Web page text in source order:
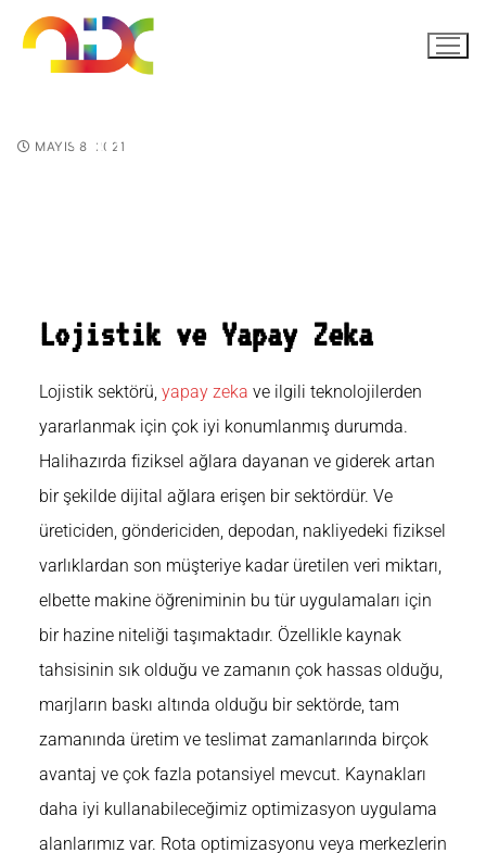
MAYIS 8, 2021
Yapay zekanın lojistikte
Lojistik ve Yapay Zeka
Lojistik sektörü, yapay zeka ve ilgili teknolojilerden
yararlanmak için çok iyi konumlanmış durumda.
Halihazırda fiziksel ağlara dayanan ve giderek artan
bir şekilde dijital ağlara erişen bir sektördür. Ve
üreticiden, göndericiden, depodan, nakliyedeki fiziksel
varlıklardan son müşteriye kadar üretilen veri miktarı,
elbette makine öğreniminin bu tür uygulamaları için
bir hazine niteliği taşımaktadır. Özellikle kaynak
tahsisinin sık olduğu ve zamanın çok hassas olduğu,
marjların baskı altında olduğu bir sektörde, tam
zamanında üretim ve teslimat zamanlarında birçok
avantaj ve çok fazla potansiyel mevcut. Kaynakları
daha iyi kullanabileceğimiz optimizasyon uygulama
alanlarımız var. Rota optimizasyonu veya merkezlerin